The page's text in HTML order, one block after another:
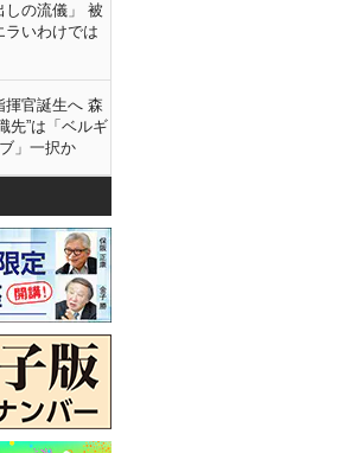
しの流儀」 被
ラいわけでは
揮官誕生へ 森
先”は「ベルギ
」一択か